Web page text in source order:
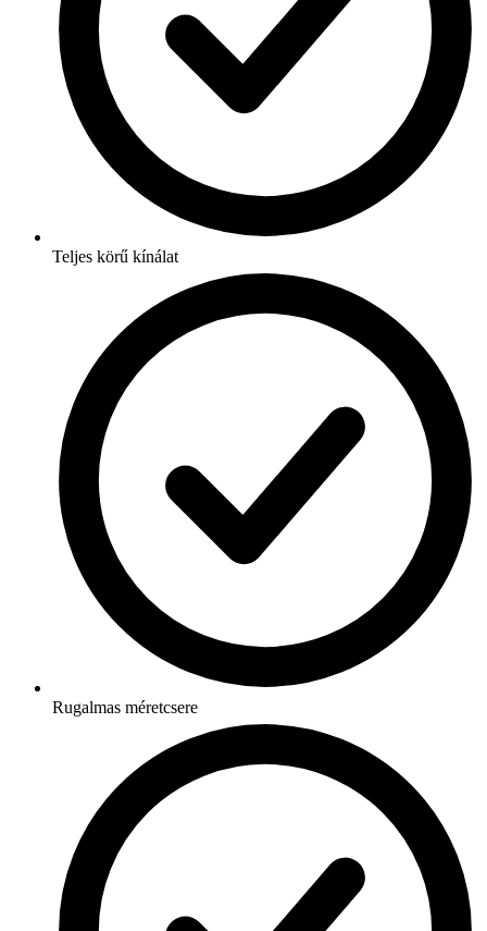
Teljes körű kínálat
Rugalmas méretcsere